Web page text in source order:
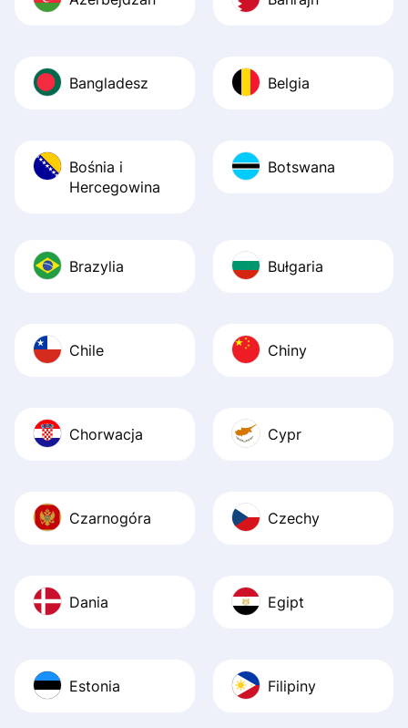
Bangladesz Belgia
Bośnia i
Hercegowina
Botswana
Brazylia Bułgaria
Chile Chiny
Chorwacja Cypr
Czarnogóra Czechy
Dania Egipt
Estonia Filipiny